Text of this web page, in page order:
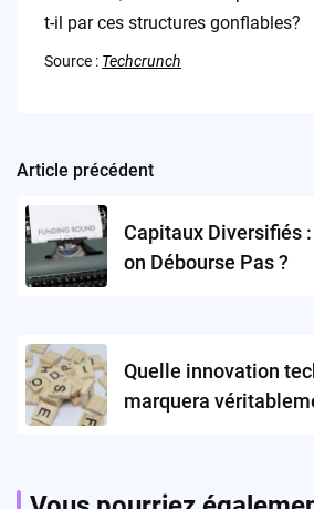
t-il par ces structures gonflables?
Source : Techcrunch
Post
navigation
Article précédent
Capitaux Diversifiés
on Débourse Pas ?
Quelle innovation
marquera